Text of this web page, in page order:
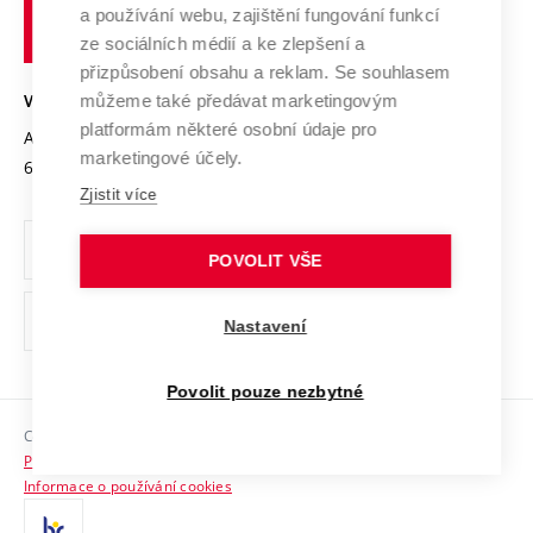
Transfer znalostí
Open Science
Projekty
Projekty ze strukturálních fondů
Specifický výzkum
Mezinárodní dohody
Univerzitní sítě
Podnikavá univerzita / ContriBUTe
Bezpečná univerzita
Vyznamenání
Organizační struktura
Ochrana osobních údajů
odkaz)
Sociální bezpečí
HR Award
technické
Brně
VYSOKÉ UČENÍ TECHNICKÉ V BRNĚ
Antonínská 548/1
602 00 Brno
www.vut.cz
vut@vutbr.cz
Copyright © 2026 VUT
Prohlášení o přístupnosti
Informace o používání cookies
a používání webu, zajištění fungování funkcí
ze sociálních médií a ke zlepšení a
přizpůsobení obsahu a reklam. Se souhlasem
můžeme také předávat marketingovým
platformám některé osobní údaje pro
marketingové účely.
Zjistit více
POVOLIT VŠE
Nastavení
Povolit pouze nezbytné